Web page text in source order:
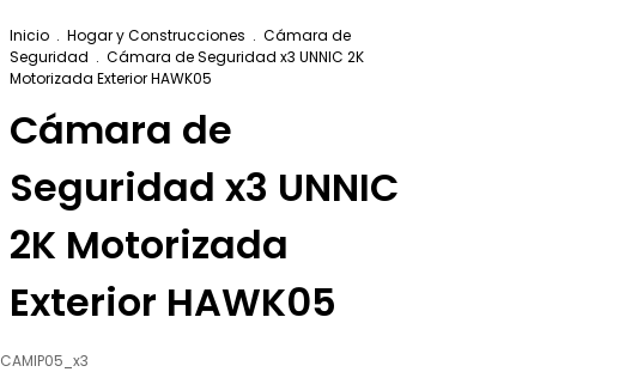
Inicio . Hogar y Construcciones . Cámara de
Seguridad . Cámara de Seguridad x3 UNNIC 2K
Motorizada Exterior HAWK05
Cámara de
Seguridad x3 UNNIC
2K Motorizada
Exterior HAWK05
CAMIP05_x3